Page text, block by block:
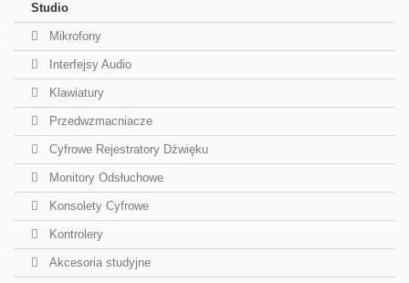
Studio
Mikrofony
Interfejsy Audio
Klawiatury
Przedwzmacniacze
Cyfrowe Rejestratory Dźwięku
Monitory Odsłuchowe
Konsolety Cyfrowe
Kontrolery
Akcesoria studyjne